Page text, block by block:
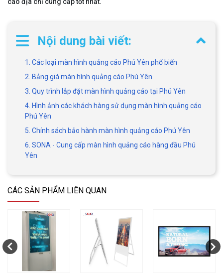
Nội dung bài viết:
1. Các loại màn hình quảng cáo Phú Yên phổ biến
2. Bảng giá màn hình quảng cáo Phú Yên
3. Quy trình lắp đặt màn hình quảng cáo tại Phú Yên
4. Hình ảnh các khách hàng sử dụng màn hình quảng cáo
Phú Yên
5. Chính sách bảo hành màn hình quảng cáo Phú Yên
6. SONA - Cung cấp màn hình quảng cáo hàng đầu Phú
Yên
CÁC SẢN PHẨM LIÊN QUAN